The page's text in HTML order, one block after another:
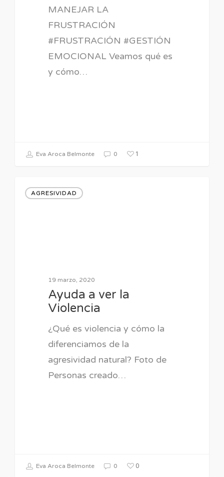
MANEJAR LA
FRUSTRACIÓN
#FRUSTRACIÓN #GESTIÓN
EMOCIONAL Veamos qué es
y cómo…
Eva Aroca Belmonte 0 1
AGRESIVIDAD
19 marzo, 2020
Ayuda a ver la
Violencia
¿Qué es violencia y cómo la
diferenciamos de la
agresividad natural? Foto de
Personas creado…
Eva Aroca Belmonte 0 0